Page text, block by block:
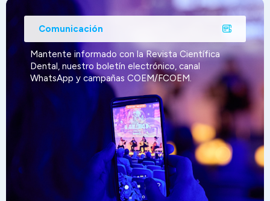
Comunicación
Mantente informado con la Revista Científica
Dental, nuestro boletín electrónico, canal
WhatsApp y campañas COEM/FCOEM.